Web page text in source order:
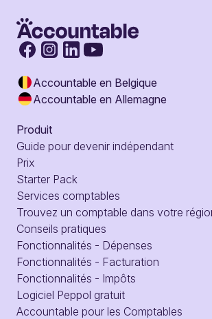
Accountable en Belgique
Accountable en Allemagne
Produit
Guide pour devenir indépendant
Prix
Starter Pack
Services comptables
Trouvez un comptable dans votre
Conseils pratiques
Fonctionnalités - Dépenses
Fonctionnalités - Facturation
Fonctionnalités - Impôts
Logiciel Peppol gratuit
Accountable pour les Comptables